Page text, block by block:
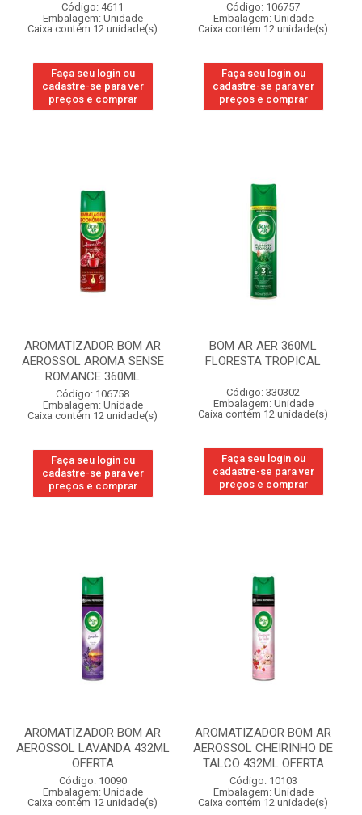
Código: 4611
Embalagem: Unidade
Caixa contém 12 unidade(s)
Faça seu login ou
cadastre-se para ver
preços e comprar
Código: 106757
Embalagem: Unidade
Caixa contém 12 unidade(s)
Faça seu login ou
cadastre-se para ver
preços e comprar
AROMATIZADOR BOM AR
AEROSSOL AROMA SENSE
ROMANCE 360ML
Código: 106758
Embalagem: Unidade
Caixa contém 12 unidade(s)
Faça seu login ou
cadastre-se para ver
preços e comprar
BOM AR AER 360ML
FLORESTA TROPICAL
Código: 330302
Embalagem: Unidade
Caixa contém 12 unidade(s)
Faça seu login ou
cadastre-se para ver
preços e comprar
AROMATIZADOR BOM AR
AEROSSOL LAVANDA 432ML
OFERTA
Código: 10090
Embalagem: Unidade
Caixa contém 12 unidade(s)
AROMATIZADOR BOM AR
AEROSSOL CHEIRINHO DE
TALCO 432ML OFERTA
Código: 10103
Embalagem: Unidade
Caixa contém 12 unidade(s)